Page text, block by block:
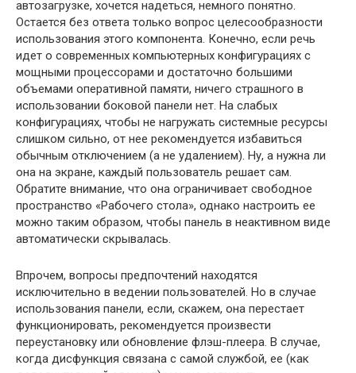
автозагрузке, хочется надеться, немного понятно.
Остается без ответа только вопрос целесообразности
использования этого компонента. Конечно, если речь
идет о современных компьютерных конфигурациях с
мощными процессорами и достаточно большими
объемами оперативной памяти, ничего страшного в
использовании боковой панели нет. На слабых
конфигурациях, чтобы не нагружать системные ресурсы
слишком сильно, от нее рекомендуется избавиться
обычным отключением (а не удалением). Ну, а нужна ли
она на экране, каждый пользователь решает сам.
Обратите внимание, что она ограничивает свободное
пространство «Рабочего стола», однако настроить ее
можно таким образом, чтобы панель в неактивном виде
автоматически скрывалась.
Впрочем, вопросы предпочтений находятся
исключительно в ведении пользователей. Но в случае
использования панели, если, скажем, она перестает
функционировать, рекомендуется произвести
переустановку или обновление флэш-плеера. В случае,
когда дисфункция связана с самой службой, ее (как